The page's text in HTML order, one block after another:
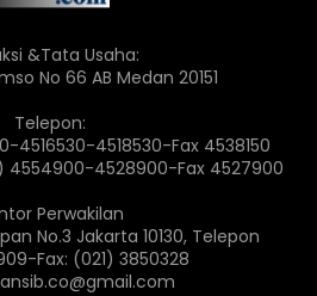
&Tata Usaha:
No 66 AB Medan 20151
Telepon:
4516530-4518530-Fax 4538150
4554900-4528900-Fax 4527900
Perwakilan
No.3 Jakarta 10130, Telepon
Fax: (021) 3850328